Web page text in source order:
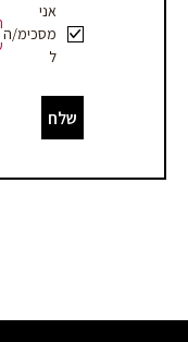
אני
מסכימ/ה
ל
שלח